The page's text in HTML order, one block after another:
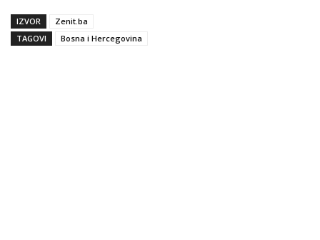
IZVOR
Zenit.ba
TAGOVI
Bosna i Hercegovina